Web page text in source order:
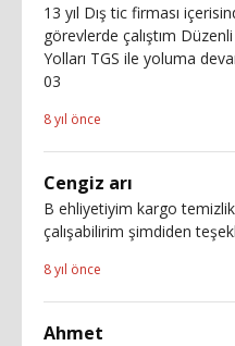
13 yıl Dış tic firması
görevlerde çalıştım
Yolları TGS ile yoluma
03
8 yıl önce
Cengiz arı
B ehliyetiyim kargo
çalışabilirim şimdiden
8 yıl önce
Ahmet